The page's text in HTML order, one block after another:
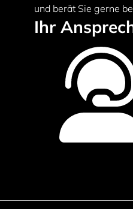
und berät Sie gerne
Ihr